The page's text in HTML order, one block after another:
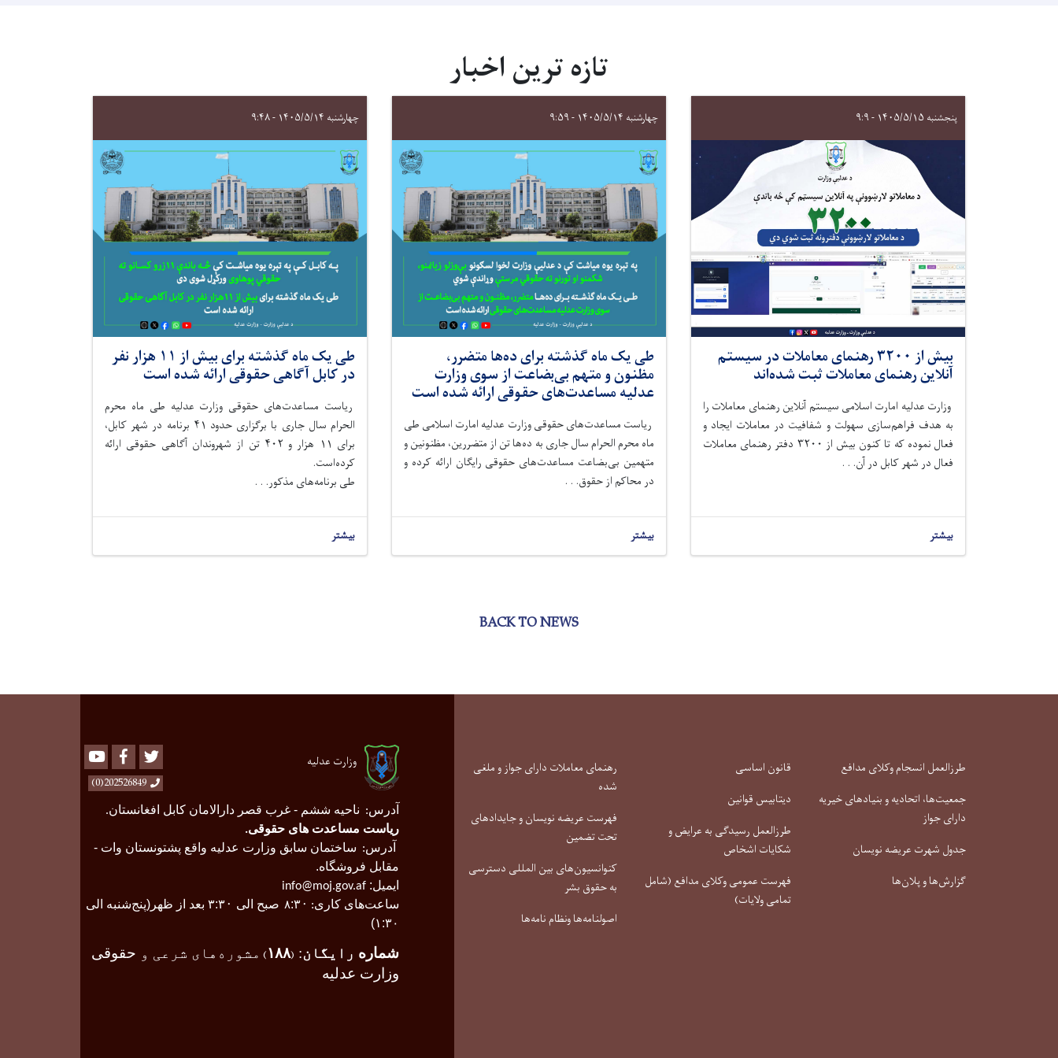
تازه ترین اخبار
پنجشنبه ۱۴۰۵/۵/۱۵ - ۹:۹
بیش از ۳۲۰۰ رهنمای معاملات در سیستم
آنلاین رهنمای معاملات ثبت شده‌اند
وزارت عدلیه امارت اسلامی سیستم آنلاین رهنمای معاملات را
به هدف فراهم‌سازی سهولت و شفافیت در معاملات ایجاد و
فعال نموده که تا کنون بیش از ۳۲۰۰ دفتر رهنمای معاملات
فعال در شهر کابل در آن. . .
بیشتر
چهارشنبه ۱۴۰۵/۵/۱۴ - ۹:۵۹
طی یک ماه گذشته برای ده‌ها متضرر،
مظنون و متهم بی‌بضاعت از سوی وزارت
عدلیه مساعدت‌های حقوقی ارائه شده است
ریاست مساعدت‌های حقوقی وزارت عدلیه امارت اسلامی طی
ماه‌ محرم الحرام سال جاری به ده‌ها تن از متضررین، مظنونین و
متهمین بی‌بضاعت مساعدت‌های حقوقی رایگان ارائه کرده و
در محاکم از حقوق. . .
بیشتر
چهارشنبه ۱۴۰۵/۵/۱۴ - ۹:۴۸
طی یک ماه گذشته برای بیش از ۱۱ هزار نفر
در کابل آگاهی حقوقی ارائه شده است
ریاست مساعدت‌های حقوقی وزارت عدلیه طی ماه محرم
الحرام سال جاری با برگزاری حدود ۴۱ برنامه در شهر کابل،
برای ۱۱ هزار و ۴۰۲ تن از شهروندان آگاهی حقوقی ارائه
کرده‌است.
طی برنامه‌های مذکور. . .
بیشتر
BACK TO NEWS
طرزالعمل انسجام وکلای مدافع
جمعیت‌ها، اتحادیه و بنیادهای خیریه
دارای جواز
جدول شهرت عریضه نویسان
گزارش‌ها و پلان‌ها
قانون اساسی
دیتابیس قوانین
طرزالعمل رسیدگی به عرایض و
شکایات اشخاص
فهرست عمومی وکلای مدافع (شامل
تمامی ولایات)
رهنمای معاملات دارای جواز و ملغی
شده
فهرست عریضه نویسان و جایدادهای
تحت تضمین
کنوانسیون‌های بین المللی دسترسی
به حقوق بشر
اصولنامه‌ها ونظام نامه‌ها
وزارت عدلیه Youtube Facebook
202526849(0)
آدرس: ناحیه ششم - غرب قصر دارالامان کابل افغانستان.
ریاست مساعدت های حقوقی.
آدرس: ساختمان سابق وزارت عدلیه واقع پشتونستان وات -
مقابل فروشگاه.
ایمیل: info@moj.gov.af
ساعت‌های کاری: :۳۰ صبح الی ۳ :۳۰
بعد از ظهر(پنج‌شنبه الی
۱:۳۰)
شماره رایگان:
(۱۸۸) مشوره‌های شرعی و حقوقی
وزارت عدلیه